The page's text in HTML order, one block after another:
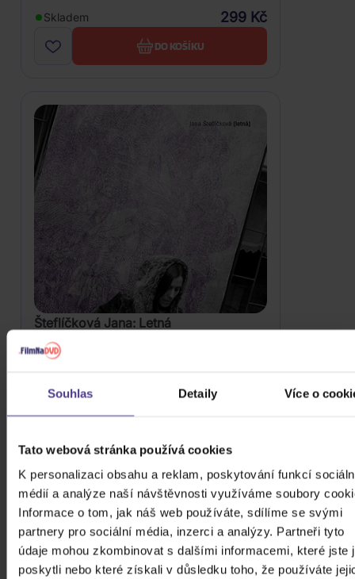
Souhlas Detaily Více o
Tato webová stránka používá cookies
K personalizaci obsahu a reklam, poskytování funkcí
médií a analýze naší návštěvnosti využíváme soubory
Informace o tom, jak náš web používáte, sdílíme se svými
partnery pro sociální média, inzerci a analýzy. Partneři tyto
údaje mohou zkombinovat s dalšími informacemi, které jste
poskytli nebo které získali v důsledku toho, že používáte
Skladem 299 Kč
DO KOŠÍKU
Šteflíčková Jana: Letná
CD